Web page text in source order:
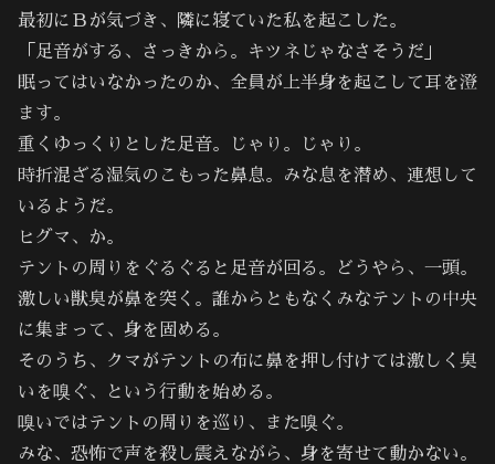
最初にＢが気づき、隣に寝ていた私を起こした。
「足音がする、さっきから。キツネじゃなさそうだ」
眠ってはいなかったのか、全員が上半身を起こして耳を澄
ます。
重くゆっくりとした足音。じゃり。じゃり。
時折混ざる湿気のこもった鼻息。みな息を潜め、連想して
いるようだ。
ヒグマ、か。
テントの周りをぐるぐると足音が回る。どうやら、一頭。
激しい獣臭が鼻を突く。誰からともなくみなテントの中央
に集まって、身を固める。
そのうち、クマがテントの布に鼻を押し付けては激しく臭
いを嗅ぐ、という行動を始める。
嗅いではテントの周りを巡り、また嗅ぐ。
みな、恐怖で声を殺し震えながら、身を寄せて動かない。